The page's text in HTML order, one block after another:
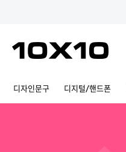
디자인문구 디지털/핸드폰